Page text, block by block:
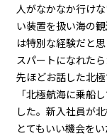
人がなかなか行け
い装置を扱い海の
は特別な経験だと
スパートになれた
先ほどお話した北
「北極航海に乗船
した。新入社員が
とてもいい機会を